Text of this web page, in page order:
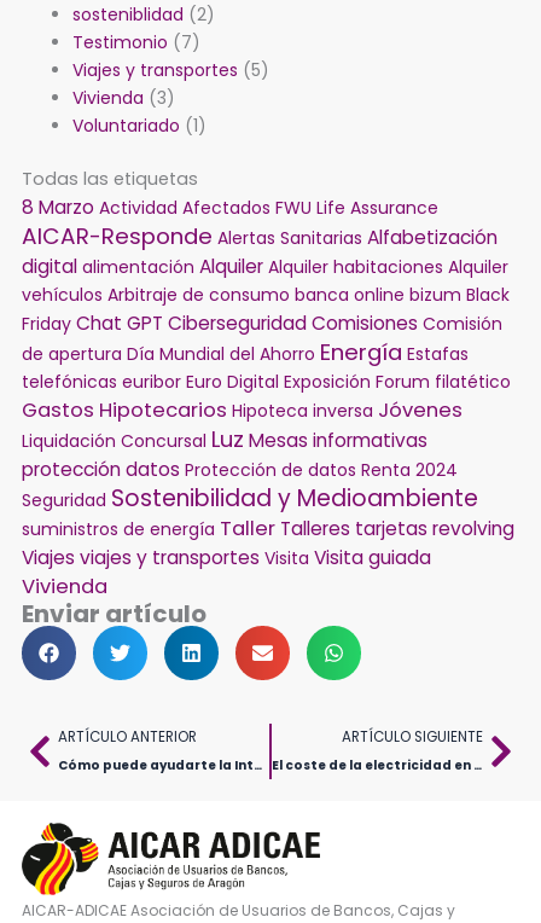
sosteniblidad (2)
Testimonio (7)
Viajes y transportes (5)
Vivienda (3)
Voluntariado (1)
Todas las etiquetas
8 Marzo Actividad Afectados FWU Life Assurance
AICAR-Responde Alertas Sanitarias Alfabetización
digital alimentación Alquiler Alquiler habitaciones Alquiler
vehículos Arbitraje de consumo banca online bizum Black
Friday Chat GPT CiberseguridadComisiones Comisión
de apertura Día Mundial del Ahorro Energía Estafas
telefónicas euribor Euro Digital Exposición Forum filatético
Gastos Hipotecarios Hipoteca inversa Jóvenes
Liquidación Concursal Luz Mesas informativas
protección datos Protección de datos Renta 2024
Seguridad Sostenibilidad y Medioambiente
suministros de energía Taller Talleres tarjetas revolving
Viajes viajes y transportes Visita Visita guiada
Vivienda
Enviar artículo
AntARTÍCULO ANTERIOR
Cómo puede ayudarte la Inteligencia Artificial en tu vida cotidiana y qué recomendaciones debes tener en cuenta
ARTÍCULO SIGUIENTE
El coste de la electricidad en los hogares españoles: Una reflexión desde Aragón
AICAR-ADICAE Asociación de Usuarios de Bancos, Cajas y